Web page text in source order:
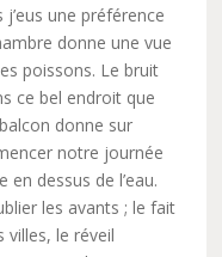
une préférence
donne une vue
poissons. Le bruit
ce bel endroit que
donne sur
notre journée
dessus de l’eau.
les avants ; le fait
villes, le réveil